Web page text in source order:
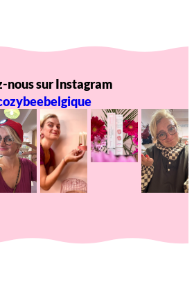
nous sur Instagram